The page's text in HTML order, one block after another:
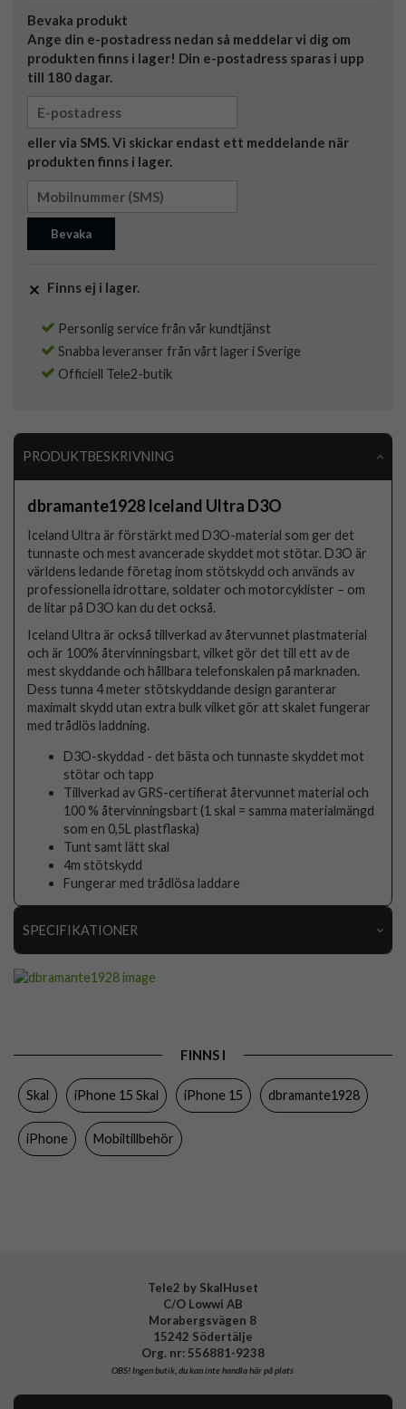
Bevaka produkt
Ange din e-postadress nedan så meddelar vi dig om
produkten finns i lager! Din e-postadress sparas i upp
till 180 dagar.
eller via SMS. Vi skickar endast ett meddelande när
produkten finns i lager.
Bevaka
Finns ej i lager.
Personlig service från vår kundtjänst
Snabba leveranser från vårt lager i Sverige
Officiell Tele2-butik
PRODUKTBESKRIVNING
dbramante1928 Iceland Ultra D3O
Iceland Ultra är förstärkt med D3O-material som ger det
tunnaste och mest avancerade skyddet mot stötar. D3O är
världens ledande företag inom stötskydd och används av
professionella idrottare, soldater och motorcyklister – om
de litar på D3O kan du det också.
Iceland Ultra är också tillverkad av återvunnet plastmaterial
och är 100% återvinningsbart, vilket gör det till ett av de
mest skyddande och hållbara telefonskalen på marknaden.
Dess tunna 4 meter stötskyddande design garanterar
maximalt skydd utan extra bulk vilket gör att skalet fungerar
med trådlös laddning.
D3O-skyddad - det bästa och tunnaste skyddet mot
stötar och tapp
Tillverkad av GRS-certifierat återvunnet material och
100 % återvinningsbart (1 skal = samma materialmängd
som en 0,5L plastflaska)
Tunt samt lätt skal
4m stötskydd
Fungerar med trådlösa laddare
SPECIFIKATIONER
Färg Genomskinlig
Material
Varumärke
FINNS I
Skal iPhone 15 Skal iPhone 15 dbramante1928
iPhone Mobiltillbehör
Tele2 by SkalHuset
C/O Lowwi AB
Morabergsvägen 8
15242 Södertälje
Org. nr: 556881-9238
OBS!Ingen butik, du kan inte handla här på plats